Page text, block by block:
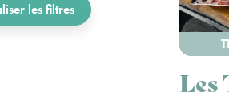
les filtres
Les